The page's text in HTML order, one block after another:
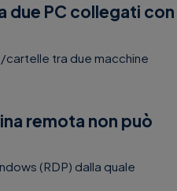
due PC collegati con
cartelle tra due macchine
remota non può
(RDP) dalla quale